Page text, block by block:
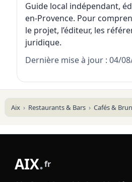
Guide local indépendant,
en-Provence. Pour
le projet, l’éditeur, les
juridique.
Dernière mise à jour : 04/
Aix Restaurants & Bars Cafés &
AIX.fr